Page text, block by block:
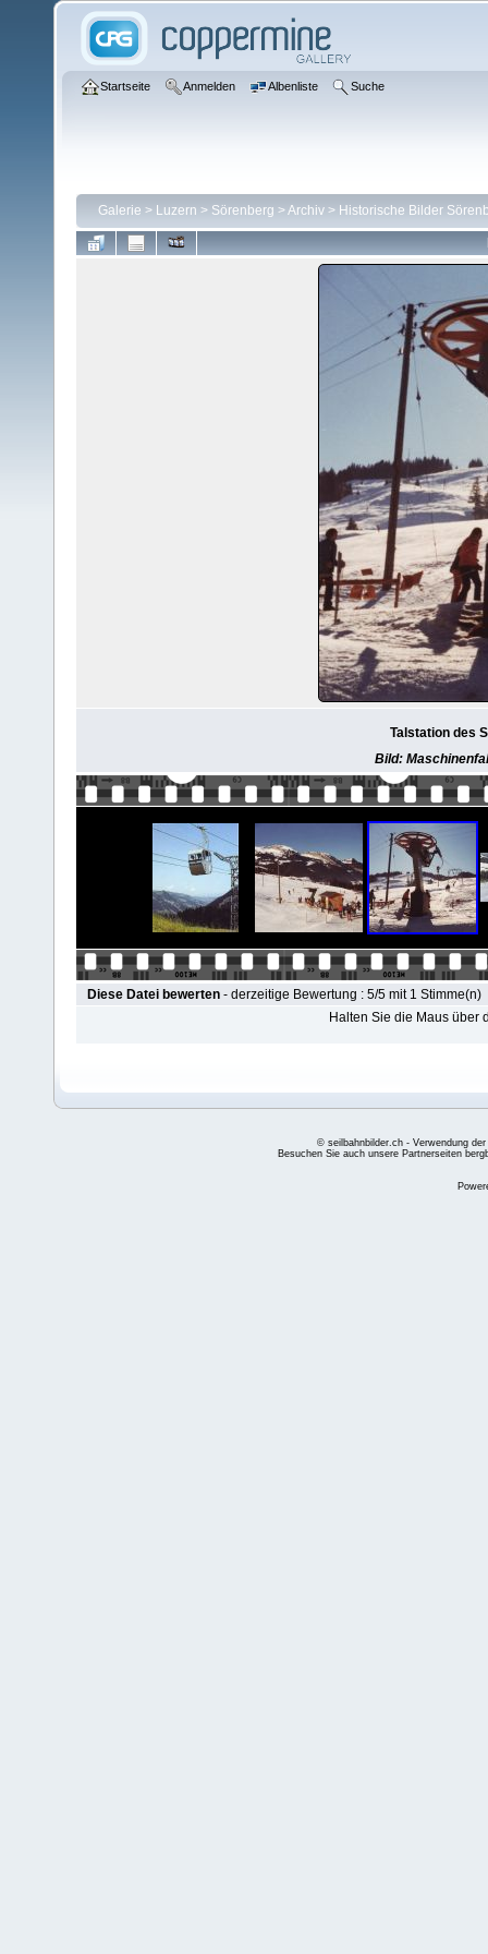
Startseite Anmelden Albenliste Suche
Galerie > Luzern > Sörenberg >Archiv > Historische Bilder
Talstation des
Bild:
Diese Datei bewerten - derzeitige Bewertung : 5/5 mit 1 Stimme(n)
Halten Sie die Maus über
© seilbahnbilder.ch - Verwendung
Besuchen Sie auch unsere Partnerseiten